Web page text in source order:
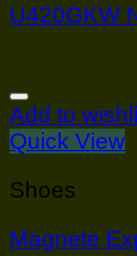
U420GKW
Add to
Quick View
Shoes
Magnete